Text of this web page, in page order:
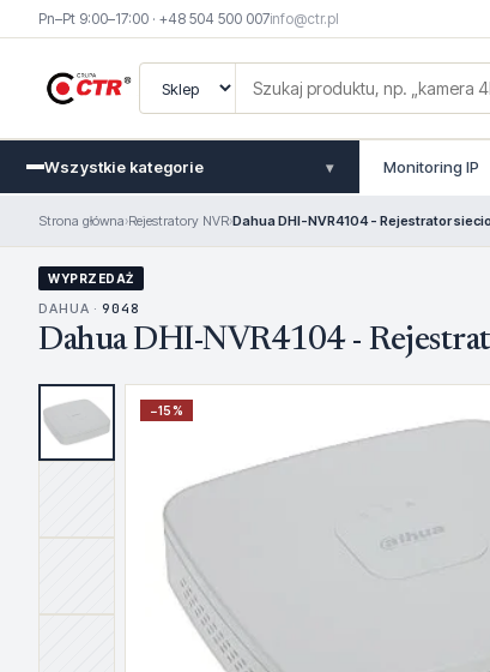
Pn–Pt 9:00–17:00 · +48 504 500 007info@ctr.pl
Wszystkie kategorie ▾ Monitoring IP
Strona główna›Rejestratory NVR›Dahua DHI-NVR4104 - Rejestrator
WYPRZEDAŻ
DAHUA · 9048
Dahua DHI-NVR4104 -
−15%